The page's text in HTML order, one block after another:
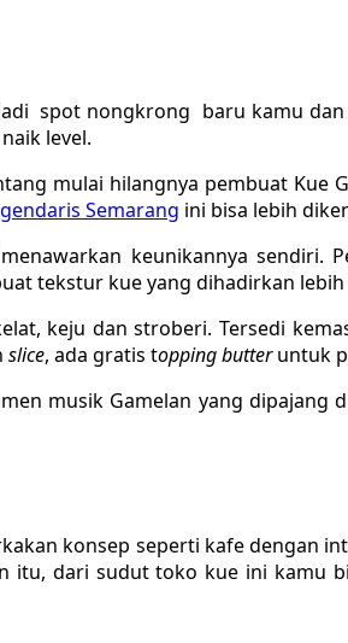
spot nongkrong baru kamu
level.
mulai hilangnya pembuat Kue
Semarang ini bisa lebih
keunikannya
tekstur kue yang dihadirkan
keju dan stroberi. Tersedi
slice, ada gratis topping butteruntuk
musik Gamelan yang dipajang
konsep seperti kafe dengan
itu, dari sudut toko kue ini kamu